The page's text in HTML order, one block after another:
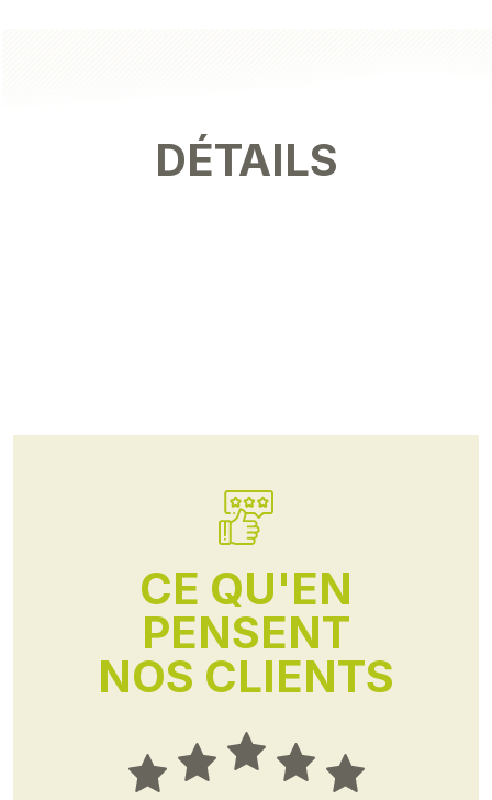
DÉTAILS
CE QU'EN
PENSENT
NOS CLIENTS